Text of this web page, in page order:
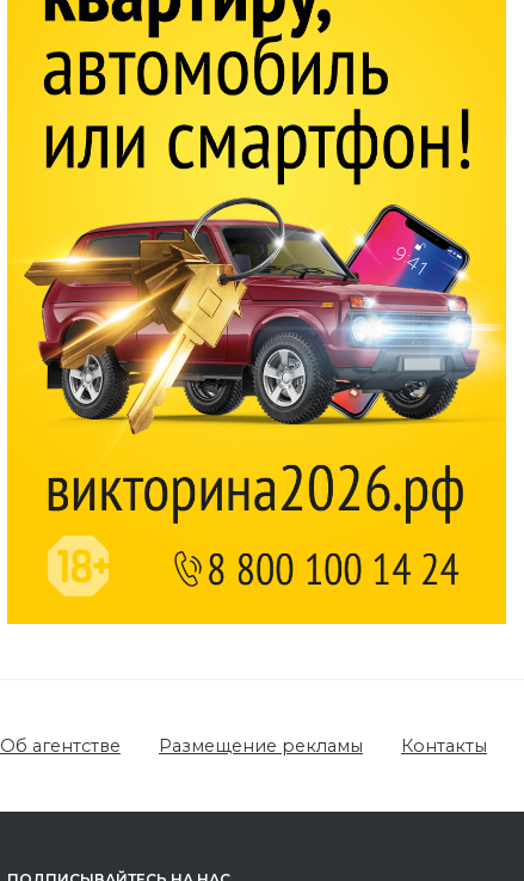
Об агентстве Размещение рекламы Контакты